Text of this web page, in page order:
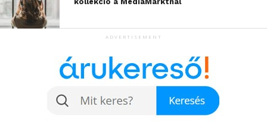
le, hanem csökkenti a kockázatokat is, hiszen a
tervezők azonnal reagálhatnak a visszajelzésekre.
A jövő csomagolása már ma
elérhető
PolyJet 3D nyomtatókalkalmazása új szintre emeli
a csomagolástervezést: a kreatív ötletek gyorsabban
ADVERTISEMENT